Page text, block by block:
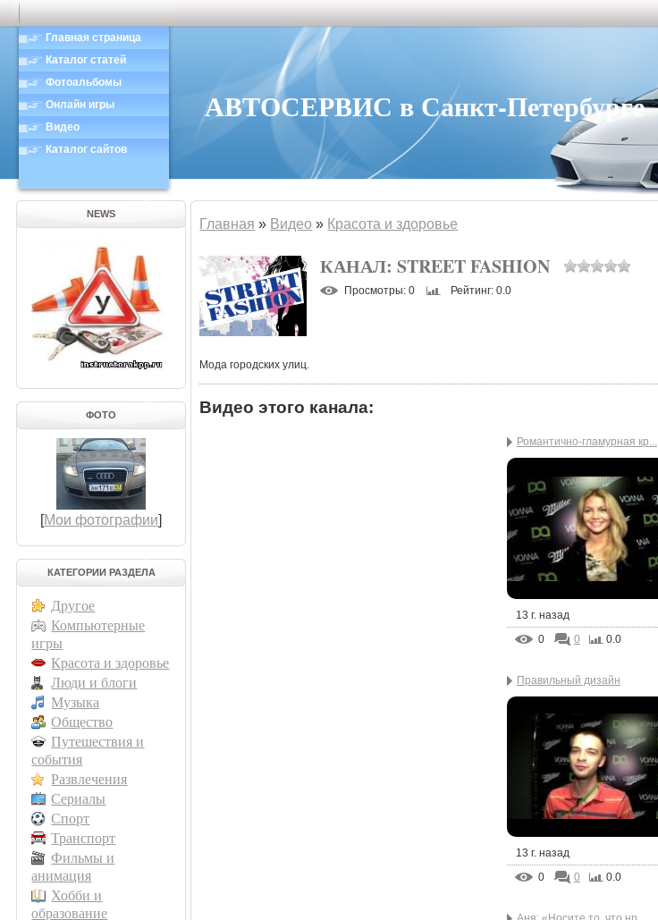
Главная страница
Каталог статей
Фотоальбомы
Онлайн игры
Видео
Каталог сайтов
АВТОСЕРВИС в Санкт-Петербурге
NEWS
ФОТО
[Мои фотографии]
КАТЕГОРИИ РАЗДЕЛА
Другое
Компьютерные
игры
Красота и здоровье
Люди и блоги
Музыка
Общество
Путешествия и
события
Развлечения
Сериалы
Спорт
Транспорт
Фильмы и
анимация
Хобби и
образование
Главная » Видео » Красота и здоровье
КАНАЛ: STREET FASHION
Просмотры: 0 Рейтинг: 0.0
Мода городских улиц.
Видео этого канала:
Романтично-гламурная кр...
13 г. назад
0
0 0.0
Правильный дизайн
13 г. назад
0
0 0.0